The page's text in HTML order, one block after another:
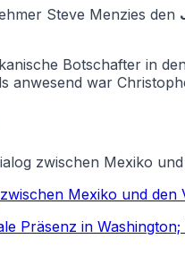
Steve Menzies den
Botschafter in
anwesend war
zwischen Mexiko
Mexiko und
Präsenz in